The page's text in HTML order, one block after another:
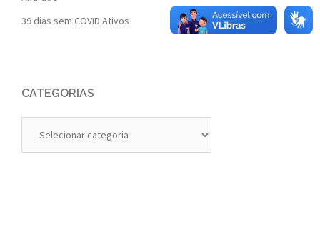
39 dias sem COVID Ativos
CATEGORIAS